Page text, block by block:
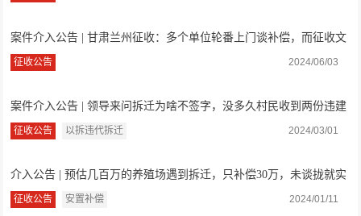
案件介入公告 | 甘肃兰州征收：多个单位轮番上门谈补偿，而征收文
件却扭扭捏...
征收公告 2024/06/03
案件介入公告 | 领导来问拆迁为啥不签字，没多久村民收到两份违建
通知书
征收公告 以拆违代拆迁 2024/03/01
介入公告 | 预估几百万的养殖场遇到拆迁，只补偿30万，未谈拢就实
施强拆，江...
征收公告 安置补偿 2024/01/11